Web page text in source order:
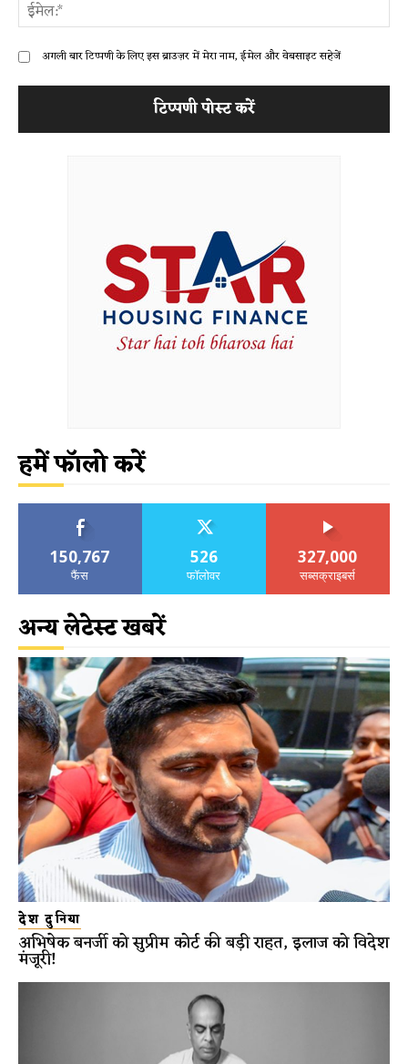
अगली बार टिप्पणी के लिए इस ब्राउज़र में मेरा नाम, ईमेल और वेबसाइट सहेजें
हमें फॉलो करें
150,767
फैंस
526
फॉलोवर
327,000
सब्सक्राइबर्स
अन्य लेटेस्ट खबरें
देश दुनिया
अभिषेक बनर्जी को सुप्रीम कोर्ट की बड़ी राहत, इलाज को विदेश
मंजूरी!